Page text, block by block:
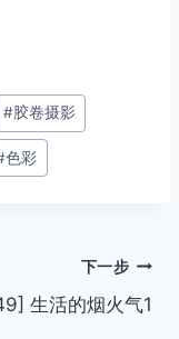
#胶卷摄影
色彩
下一步
生活的烟火气1